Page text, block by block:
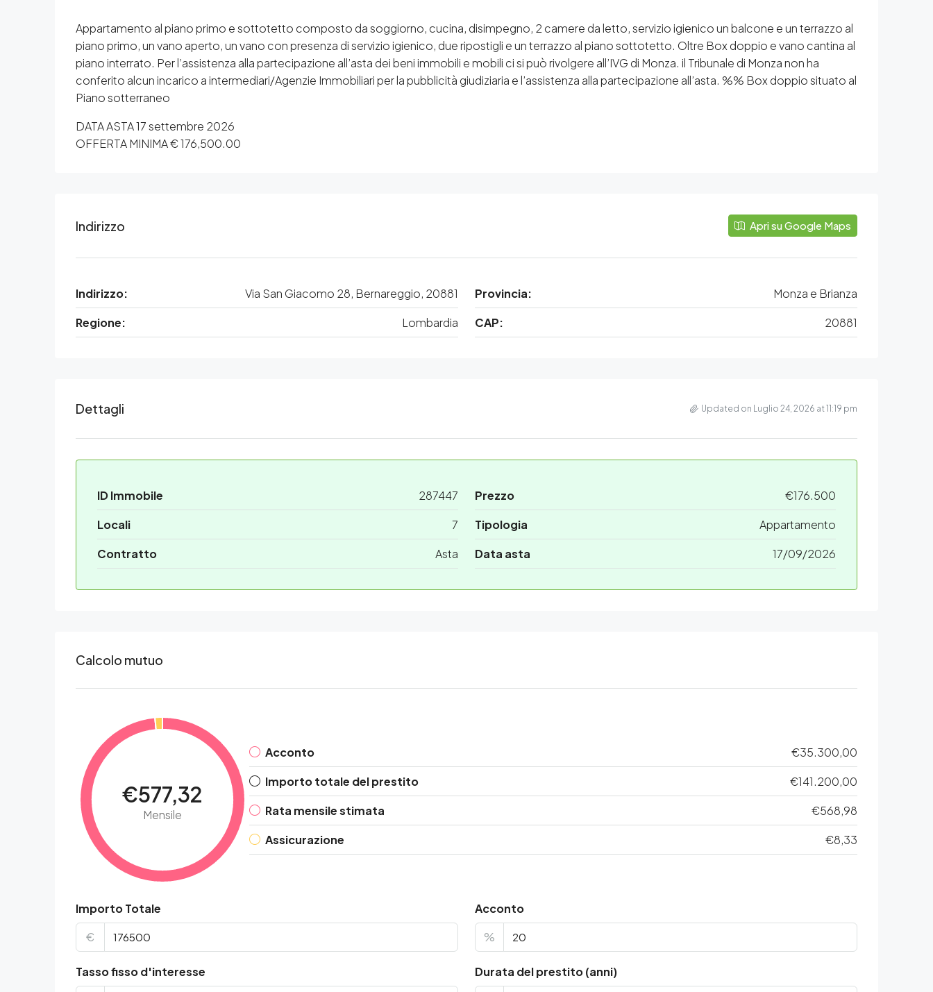
Appartamento al piano primo e sottotetto composto da soggiorno, cucina, disimpegno, 2 camere da letto, servizio igienico un balcone e un terrazzo al
piano primo, un vano aperto, un vano con presenza di servizio igienico, due ripostigli e un terrazzo al piano sottotetto. Oltre Box doppio e vano cantina al
piano interrato. Per l’assistenza alla partecipazione all’asta dei beni immobili e mobili ci si può rivolgere all’IVG di Monza. il Tribunale di Monza non ha
conferito alcun incarico a intermediari/Agenzie Immobiliari per la pubblicità giudiziaria e l’assistenza alla partecipazione all’asta. %% Box doppio situato al
Piano sotterraneo
DATA ASTA 17 settembre 2026
OFFERTA MINIMA € 176,500.00
Indirizzo Apri su Google Maps
Indirizzo: Via San Giacomo 28, Bernareggio, 20881 Provincia:
Monza e Brianza
Regione:
Lombardia CAP: 20881
Dettagli Updated on Luglio 24, 2026 at 11:19 pm
ID Immobile 287447 Prezzo
€176.500
Locali
7 Tipologia
Appartamento
Contratto
Asta Data asta 17/09/2026
Calcolo mutuo
€577,32
Mensile
Acconto
€35.300,00
Importo totale del prestito
€141.200,00
Rata mensile stimata
€568,98
Assicurazione
€8,33
Importo Totale
€
Acconto
%
Tasso fisso d'interesse
Durata del prestito (anni)